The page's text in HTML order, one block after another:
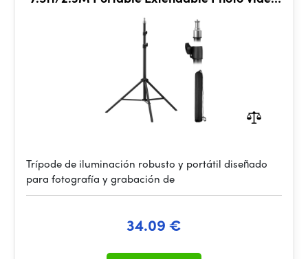
Tripod Stand
Trípode de iluminación robusto y portátil diseñado
para fotografía y grabación de
34.09 €